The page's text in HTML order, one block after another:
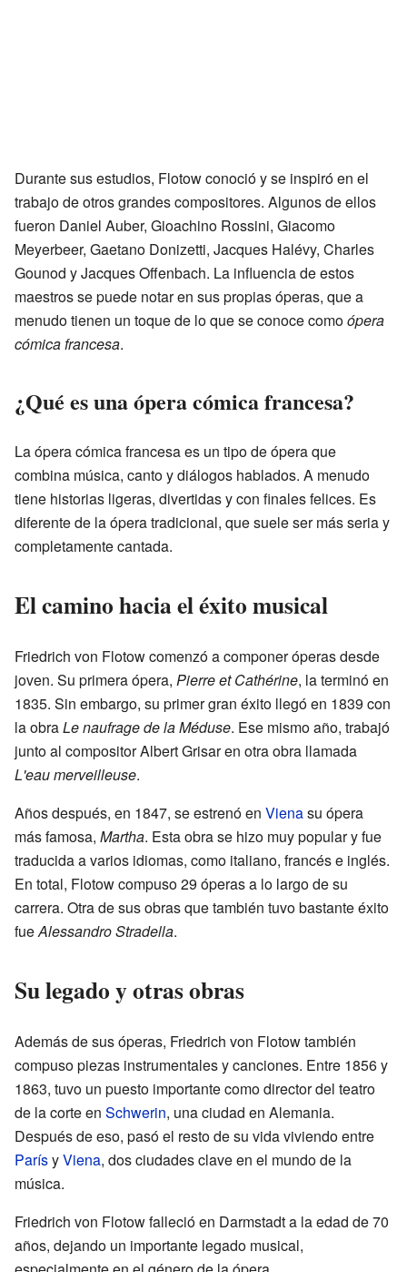
Durante sus estudios, Flotow conoció y se inspiró en el
trabajo de otros grandes compositores. Algunos de ellos
fueron Daniel Auber, Gioachino Rossini, Giacomo
Meyerbeer, Gaetano Donizetti, Jacques Halévy, Charles
Gounod y Jacques Offenbach. La influencia de estos
maestros se puede notar en sus propias óperas, que a
menudo tienen un toque de lo que se conoce comoópera
cómica francesa.
¿Qué es una ópera cómica francesa?
La ópera cómica francesa es un tipo de ópera que
combina música, canto y diálogos hablados. A menudo
tiene historias ligeras, divertidas y con finales felices. Es
diferente de la ópera tradicional, que suele ser más seria y
completamente cantada.
El camino hacia el éxito musical
Friedrich von Flotow comenzó a componer óperas desde
joven. Su primera ópera, Pierre et Cathérine, la terminó en
1835. Sin embargo, su primer gran éxito llegó en 1839 con
la obraLe naufrage de la Méduse. Ese mismo año, trabajó
junto al compositor Albert Grisar en otra obra llamada
L'eau merveilleuse.
Años después, en 1847, se estrenó en Vienasu ópera
más famosa, Martha. Esta obra se hizo muy popular y fue
traducida a varios idiomas, como italiano, francés e inglés.
En total, Flotow compuso 29 óperas a lo largo de su
carrera. Otra de sus obras que también tuvo bastante éxito
fueAlessandro Stradella.
Su legado y otras obras
Además de sus óperas, Friedrich von Flotow también
compuso piezas instrumentales y canciones. Entre 1856 y
1863, tuvo un puesto importante como director del teatro
de la corte en Schwerin, una ciudad en Alemania.
Después de eso, pasó el resto de su vida viviendo entre
ParísyViena, dos ciudades clave en el mundo de la
música.
Friedrich von Flotow falleció en Darmstadt a la edad de 70
años, dejando un importante legado musical,